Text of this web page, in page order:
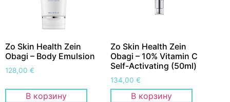
Zo Skin Health Zein
Obagi – Body Emulsion
128,00 €
В корзину
Zo Skin Health Zein
Obagi – 10% Vitamin C
Self-Activating (50ml)
134,00€
В корзину